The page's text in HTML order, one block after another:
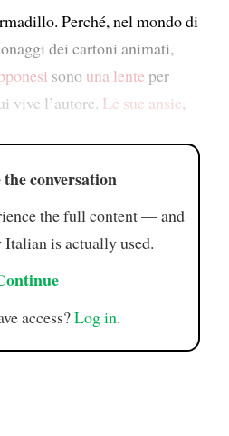
Perché, nel mondo di
dei cartoni animati,
sonouna lente per
vive l’autore. Le sue ansie,
conversation
the full content — and
Italian is actually used.
access?Log in.